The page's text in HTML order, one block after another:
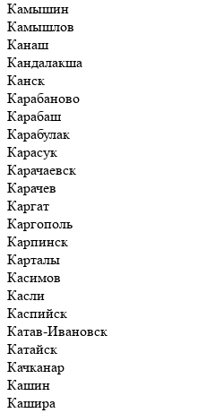
Камышин
Камышлов
Канаш
Кандалакша
Канск
Карабаново
Карабаш
Карабулак
Карасук
Карачаевск
Карачев
Каргат
Каргополь
Карпинск
Карталы
Касимов
Касли
Каспийск
Катав-Ивановск
Катайск
Качканар
Кашин
Кашира